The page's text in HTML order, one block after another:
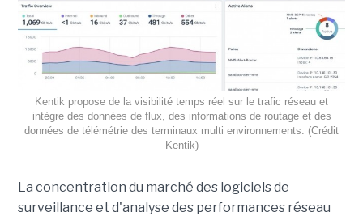
Kentik propose de la visibilité temps réel sur le trafic réseau et
intègre des données de flux, des informations de routage et des
données de télémétrie des terminaux multi environnements. (Crédit
Kentik)
La concentration du marché des logiciels de
surveillance et d'analyse des performances réseau